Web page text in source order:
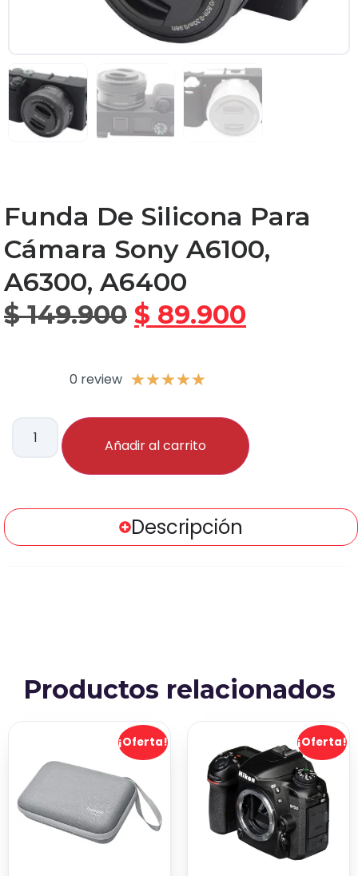
Funda De Silicona Para
Cámara Sony A6100,
A6300, A6400
$149.900 $ 89.900
0 review ★★★★★
Añadir al carrito
Descripción
Productos relacionados
¡Oferta! ¡Oferta!